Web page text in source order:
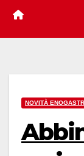
NOVITÀ